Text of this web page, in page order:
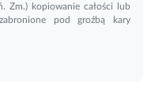
Zm.) kopiowanie całości lub
pod groźbą kary